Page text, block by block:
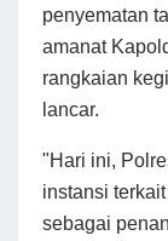
penyematan
amanat
rangkaian
lancar.
"Hari ini,
instansi
sebagai